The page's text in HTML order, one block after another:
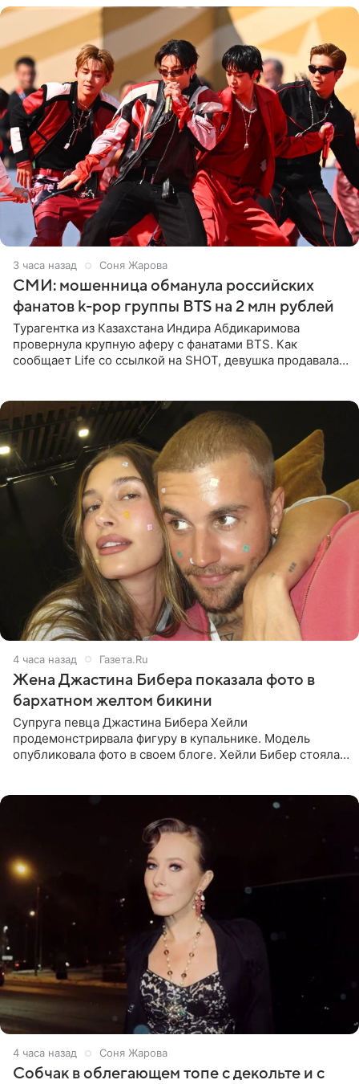
3 часа назад Соня Жарова
СМИ: мошенница обманула российских
фанатов k-pop группы BTS на 2 млн рублей
Турагентка из Казахстана Индира Абдикаримова
провернула крупную аферу с фанатами BTS. Как
сообщает Life со ссылкой на SHOT, девушка продавала
4 часа назад Газета.Ru
Жена Джастина Бибера показала фото в
бархатном желтом бикини
Супруга певца Джастина Бибера Хейли
продемонстрирвала фигуру в купальнике. Модель
опубликовала фото в своем блоге. Хейли Бибер стояла
4 часа назад Соня Жарова
Собчак в облегающем топе с декольте и с